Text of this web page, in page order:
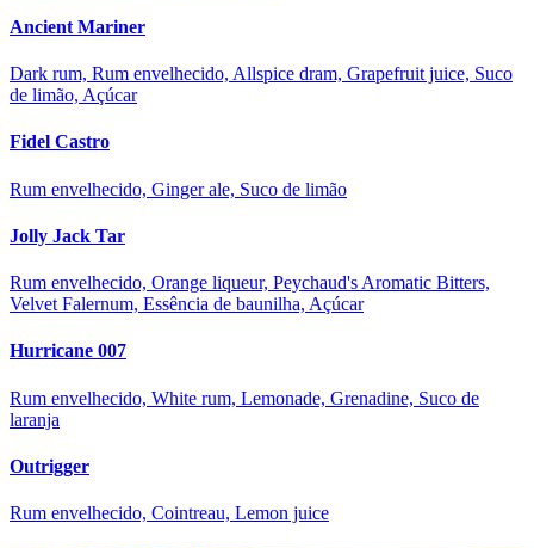
Ancient Mariner
Dark rum, Rum envelhecido, Allspice dram, Grapefruit juice, Suco
de limão, Açúcar
Fidel Castro
Rum envelhecido, Ginger ale, Suco de limão
Jolly Jack Tar
Rum envelhecido, Orange liqueur, Peychaud's Aromatic Bitters,
Velvet Falernum, Essência de baunilha, Açúcar
Hurricane 007
Rum envelhecido, White rum, Lemonade, Grenadine, Suco de
laranja
Outrigger
Rum envelhecido, Cointreau, Lemon juice